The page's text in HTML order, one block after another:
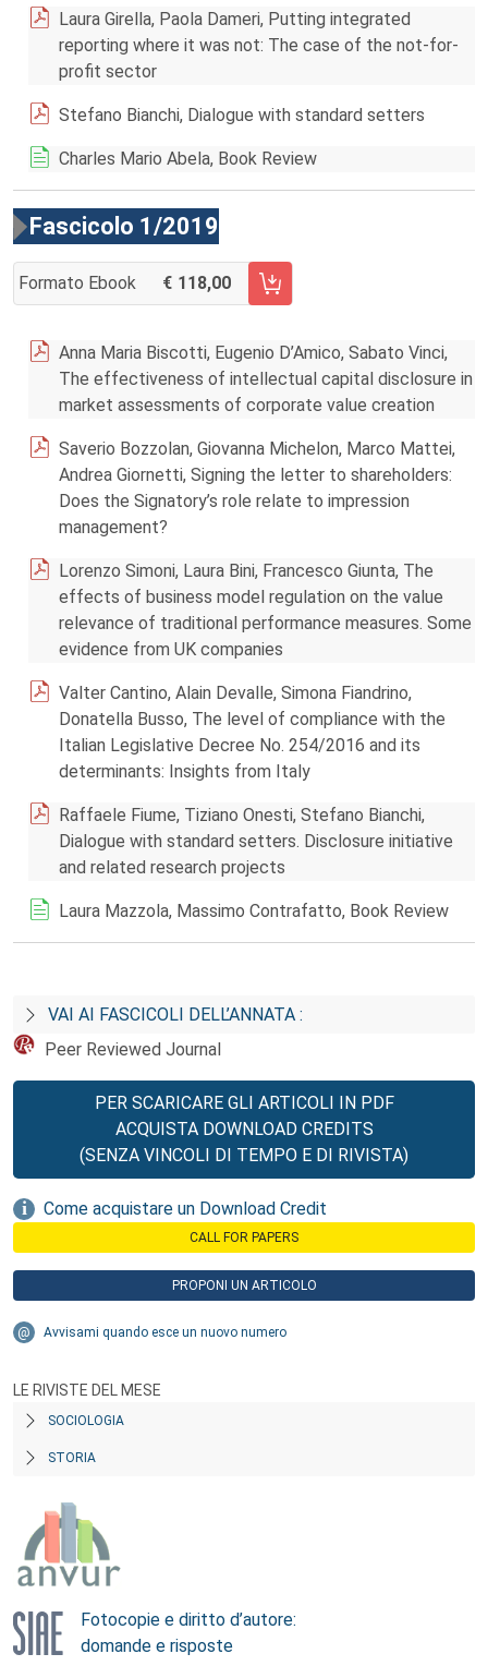
Laura Girella, Paola Dameri, Putting integrated
reporting where it was not: The case of the not-for-
profit sector
Stefano Bianchi, Dialogue with standard setters
Charles Mario Abela, Book Review
Fascicolo 1/2019
Formato Ebook 118,00
AGGIUNGI AL CARRELLO FASCICOLO 1/2019
Anna Maria Biscotti, Eugenio D’Amico, Sabato Vinci,
The effectiveness of intellectual capital disclosure in
market assessments of corporate value creation
Saverio Bozzolan, Giovanna Michelon, Marco Mattei,
Andrea Giornetti, Signing the letter to shareholders:
Does the Signatory’s role relate to impression
management?
Lorenzo Simoni, Laura Bini, Francesco Giunta, The
effects of business model regulation on the value
relevance of traditional performance measures. Some
evidence from UK companies
Valter Cantino, Alain Devalle, Simona Fiandrino,
Donatella Busso, The level of compliance with the
Italian Legislative Decree No. 254/2016 and its
determinants: Insights from Italy
Raffaele Fiume, Tiziano Onesti, Stefano Bianchi,
Dialogue with standard setters. Disclosure initiative
and related research projects
Laura Mazzola, Massimo Contrafatto, Book Review
VAI AI FASCICOLI DELL’ANNATA :
Peer Reviewed Journal
PER SCARICARE GLI ARTICOLI IN PDF
ACQUISTA DOWNLOAD CREDITS
(SENZA VINCOLI DI TEMPO E DI RIVISTA)
Come acquistare un Download Credit
CALL FOR PAPERS
PROPONI UN ARTICOLO
Avvisami quando esce un nuovo numero
LE RIVISTE DEL MESE
SOCIOLOGIA
STORIA
Fotocopie e diritto d’autore:
domande e risposte